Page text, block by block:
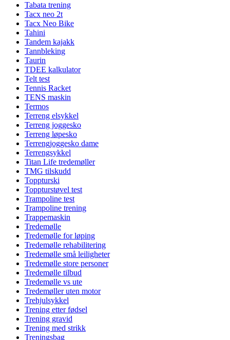
Tabata trening
Tacx neo 2t
Tacx Neo Bike
Tahini
Tandem kajakk
Tannbleking
Taurin
TDEE kalkulator
Telt test
Tennis Racket
TENS maskin
Termos
Terreng elsykkel
Terreng joggesko
Terreng løpesko
Terrengjoggesko dame
Terrengsykkel
Titan Life tredemøller
TMG tilskudd
Toppturski
Toppturstøvel test
Trampoline test
Trampoline trening
Trappemaskin
Tredemølle
Tredemølle for løping
Tredemølle rehabilitering
Tredemølle små leiligheter
Tredemølle store personer
Tredemølle tilbud
Tredemølle vs ute
Tredemøller uten motor
Trehjulsykkel
Trening etter fødsel
Trening gravid
Trening med strikk
Treningsbag